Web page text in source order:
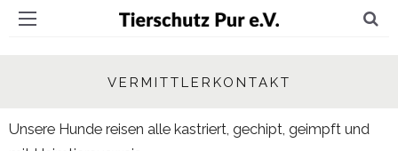
VERMITTLERKONTAKT
Unsere Hunde reisen alle kastriert, gechipt, geimpft und